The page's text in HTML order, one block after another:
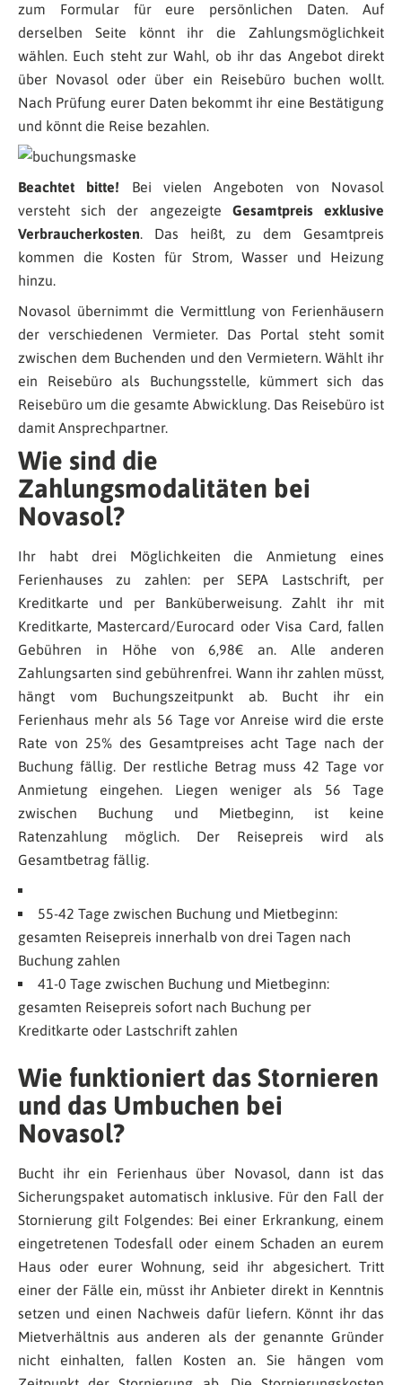
zum Formular für eure persönlichen Daten. Auf
derselben Seite könnt ihr die Zahlungsmöglichkeit
wählen. Euch steht zur Wahl, ob ihr das Angebot direkt
über Novasol oder über ein Reisebüro buchen wollt.
Nach Prüfung eurer Daten bekommt ihr eine Bestätigung
und könnt die Reise bezahlen.
Beachtet bitte! Bei vielen Angeboten von Novasol
versteht sich der angezeigte Gesamtpreis exklusive
Verbraucherkosten. Das heißt, zu dem Gesamtpreis
kommen die Kosten für Strom, Wasser und Heizung
hinzu.
Novasol übernimmt die Vermittlung von Ferienhäusern
der verschiedenen Vermieter. Das Portal steht somit
zwischen dem Buchenden und den Vermietern. Wählt ihr
ein Reisebüro als Buchungsstelle, kümmert sich das
Reisebüro um die gesamte Abwicklung. Das Reisebüro ist
damit Ansprechpartner.
Wie sind die
Zahlungsmodalitäten bei
Novasol?
Ihr habt drei Möglichkeiten die Anmietung eines
Ferienhauses zu zahlen: per SEPA Lastschrift, per
Kreditkarte und per Banküberweisung. Zahlt ihr mit
Kreditkarte, Mastercard/Eurocard oder Visa Card, fallen
Gebühren in Höhe von 6,98€ an. Alle anderen
Zahlungsarten sind gebührenfrei. Wann ihr zahlen müsst,
hängt vom Buchungszeitpunkt ab. Bucht ihr ein
Ferienhaus mehr als 56 Tage vor Anreise wird die erste
Rate von 25% des Gesamtpreises acht Tage nach der
Buchung fällig. Der restliche Betrag muss 42 Tage vor
Anmietung eingehen. Liegen weniger als 56 Tage
zwischen Buchung und Mietbeginn, ist keine
Ratenzahlung möglich. Der Reisepreis wird als
Gesamtbetrag fällig.
55-42 Tage zwischen Buchung und Mietbeginn:
gesamten Reisepreis innerhalb von drei Tagen nach
Buchung zahlen
41-0 Tage zwischen Buchung und Mietbeginn:
gesamten Reisepreis sofort nach Buchung per
Kreditkarte oder Lastschrift zahlen
Wie funktioniert das Stornieren
und das Umbuchen bei
Novasol?
Bucht ihr ein Ferienhaus über Novasol, dann ist das
Sicherungspaket automatisch inklusive. Für den Fall der
Stornierung gilt Folgendes: Bei einer Erkrankung, einem
eingetretenen Todesfall oder einem Schaden an eurem
Haus oder eurer Wohnung, seid ihr abgesichert. Tritt
einer der Fälle ein, müsst ihr Anbieter direkt in Kenntnis
setzen und einen Nachweis dafür liefern. Könnt ihr das
Mietverhältnis aus anderen als der genannte Gründer
nicht einhalten, fallen Kosten an. Sie hängen vom